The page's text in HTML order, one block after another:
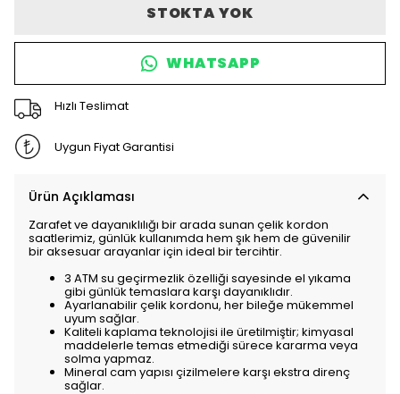
STOKTA YOK
WHATSAPP
Hızlı Teslimat
Uygun Fiyat Garantisi
Ürün Açıklaması
Zarafet ve dayanıklılığı bir arada sunan çelik kordon
saatlerimiz, günlük kullanımda hem şık hem de güvenilir
bir aksesuar arayanlar için ideal bir tercihtir.
3 ATM su geçirmezlik özelliği sayesinde el yıkama
gibi günlük temaslara karşı dayanıklıdır.
Ayarlanabilir çelik kordonu, her bileğe mükemmel
uyum sağlar.
Kaliteli kaplama teknolojisi ile üretilmiştir; kimyasal
maddelerle temas etmediği sürece kararma veya
solma yapmaz.
Mineral cam yapısı çizilmelere karşı ekstra direnç
sağlar.